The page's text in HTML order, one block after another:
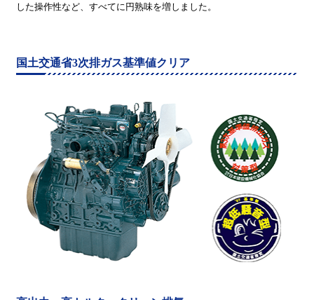
した操作性など、すべてに円熟味を増しました。
国土交通省3次排ガス基準値クリア